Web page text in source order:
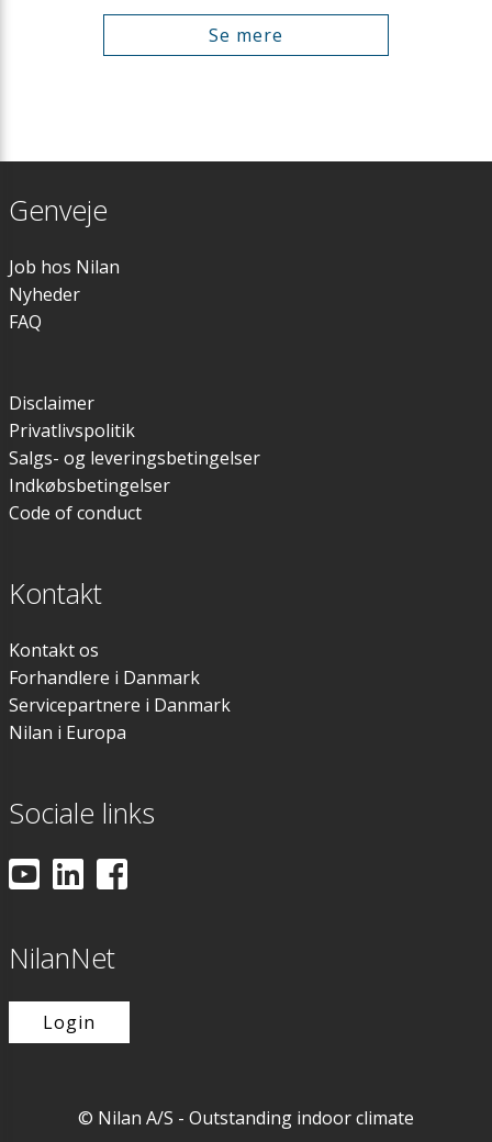
Se mere
Genveje
Job hos Nilan
Nyheder
FAQ
Disclaimer
Privatlivspolitik
Salgs- og leveringsbetingelser
Indkøbsbetingelser
Code of conduct
Kontakt
Kontakt os
Forhandlere i Danmark
Servicepartnere i Danmark
Nilan i Europa
Sociale links
NilanNet
Login
© Nilan A/S - Outstanding indoor climate